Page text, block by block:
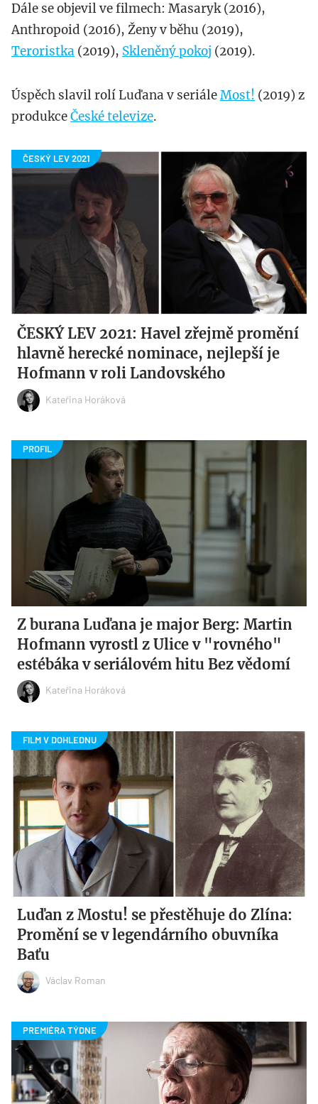
Dále se objevil ve filmech: Masaryk (2016),
Anthropoid (2016), Ženy v běhu (2019),
Teroristka (2019), Skleněný pokoj (2019).
Úspěch slavil rolí Luďana v seriáleMost! (2019) z
produkceČeské televize.
ČESKÝ LEV 2021: Havel zřejmě promění
hlavně herecké nominace, nejlepší je
Hofmann v roli Landovského
Kateřina Horáková
Z burana Luďana je major Berg: Martin
Hofmann vyrostl z Ulice v "rovného"
estébáka v seriálovém hitu Bez vědomí
Kateřina Horáková
Luďan z Mostu! se přestěhuje do Zlína:
Promění se v legendárního obuvníka
Baťu
Václav Roman